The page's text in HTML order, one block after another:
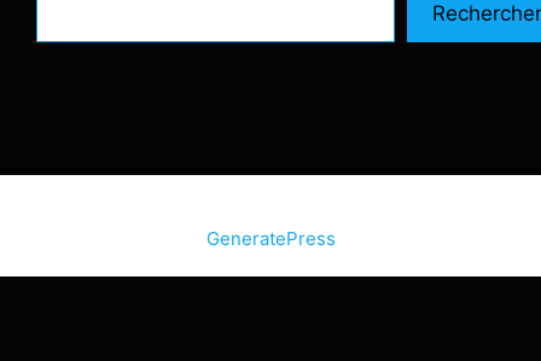
Rechercher
GeneratePress